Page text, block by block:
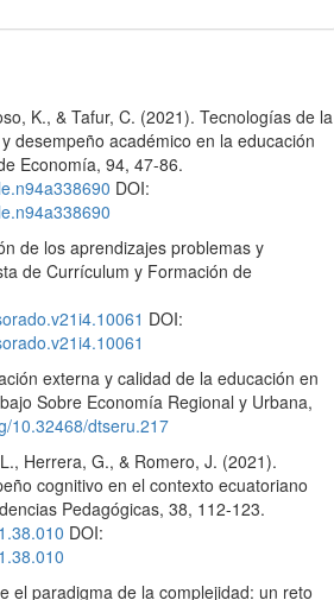
K., & Tafur, C. (2021). Tecnologías de la
desempeño académico en la educación
Economía, 94, 47-86.
DOI:
de los aprendizajes problemas y
de Currículum y Formación de
DOI:
externa y calidad de la educación en
Sobre Economía Regional y Urbana,
10.32468/dtseru.217
Herrera, G., & Romero, J. (2021).
cognitivo en el contexto ecuatoriano
Pedagógicas, 38, 112-123.
DOI:
el paradigma de la complejidad: un reto